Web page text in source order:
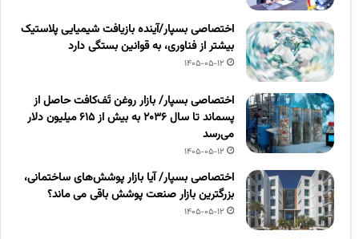
اختصاصی بسپار/آینده بازیافت شیمیایی پلاستیک
بیشتر از فناوری، به قوانین بستگی دارد
1405-05-12
اختصاصی بسپار/ بازار روغن تَف‌کافت حاصل از
پسماند تا سال ۲۰۳۶ به بیش از ۶۱۵ میلیون دلار
می‌رسد
1405-05-12
اختصاصی بسپار/ آیا بازار پوشش‌های ساختمانی،
بزرگترین بازار صنعت پوشش باقی می ماند؟
1405-05-12